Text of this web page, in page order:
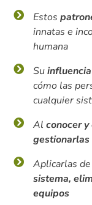
Estos
innatas e
humana
Su
cómo las
cualquier
Alconocer
Aplicarlas
sistema,
equipos